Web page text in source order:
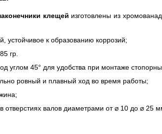
клещей изготовлены из
устойчивое к образованию коррозий;
гр.
углом 45° для удобства при монтаже
ровный и плавный ход во время работы;
отверстиях валов диаметрами от ⌀ 10 до ⌀ 25